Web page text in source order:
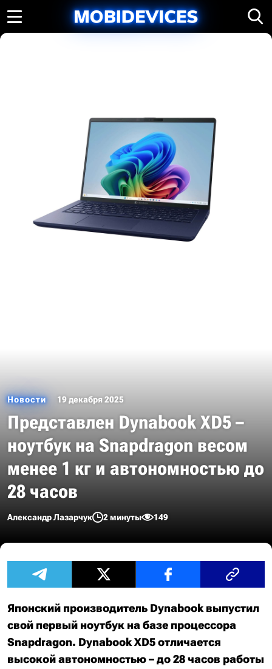
Новости 19 декабря 2025
Представлен Dynabook XD5 –
ноутбук на Snapdragon весом
менее 1 кг и автономностью до
28 часов
Александр Лазарчук 2 минуты 149
Японский производитель Dynabook выпустил
свой первый ноутбук на базе процессора
Snapdragon. Dynabook XD5 отличается
высокой автономностью – до 28 часов работы